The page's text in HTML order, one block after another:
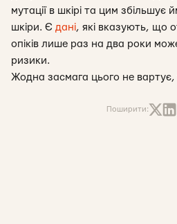
мутації в шкірі та цим збільшує
шкіри. Є дані, які вказують, що
опіків лише раз на два роки
ризики.
Жодна засмага цього не вартує,
Поширити: